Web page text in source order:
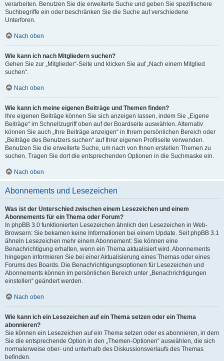
verarbeiten. Benutzen Sie die erweiterte Suche und geben Sie spezifischere
Suchbegriffe ein oder beschränken Sie die Suche auf verschiedene
Unterforen.
Nach oben
Wie kann ich nach Mitgliedern suchen?
Gehen Sie zur „Mitglieder“-Seite und klicken Sie auf „Nach einem Mitglied
suchen“.
Nach oben
Wie kann ich meine eigenen Beiträge und Themen finden?
Ihre eigenen Beiträge können Sie sich anzeigen lassen, indem Sie „Eigene
Beiträge“ im Schnellzugriff oben auf der Boardseite auswählen. Alternativ
können Sie auch „Ihre Beiträge anzeigen“ in Ihrem persönlichen Bereich oder
„Beiträge des Benutzers suchen“ auf Ihrer eigenen Profilseite verwenden.
Benutzen Sie die erweiterte Suche, um nach von Ihnen erstellen Themen zu
suchen. Tragen Sie dort die entsprechenden Optionen in die Suchmaske ein.
Nach oben
Abonnements und Lesezeichen
Was ist der Unterschied zwischen einem Lesezeichen und einem
Abonnements für ein Thema oder Forum?
In phpBB 3.0 funktionierten Lesezeichen ähnlich den Lesezeichen in Web-
Browsern: Sie bekamen keine Informationen bei einem Update. Seit phpBB 3.1
ähneln Lesezeichen mehr einem Abonnement: Sie können eine
Benachrichtigung erhalten, wenn ein Thema aktualisiert wird. Abonnements
hingegen informieren Sie bei einer Aktualisierung eines Themas oder eines
Forums des Boards. Die Benachrichtigungsoptionen für Lesezeichen und
Abonnements können im persönlichen Bereich unter „Benachrichtigungen
einstellen“ geändert werden.
Nach oben
Wie kann ich ein Lesezeichen auf ein Thema setzen oder ein Thema
abonnieren?
Sie können ein Lesezeichen auf ein Thema setzen oder es abonnieren, in dem
Sie die entsprechende Option in den „Themen-Optionen“ auswählen, die sich
normalerweise ober- und unterhalb des Diskussionsverlaufs des Themas
befinden.